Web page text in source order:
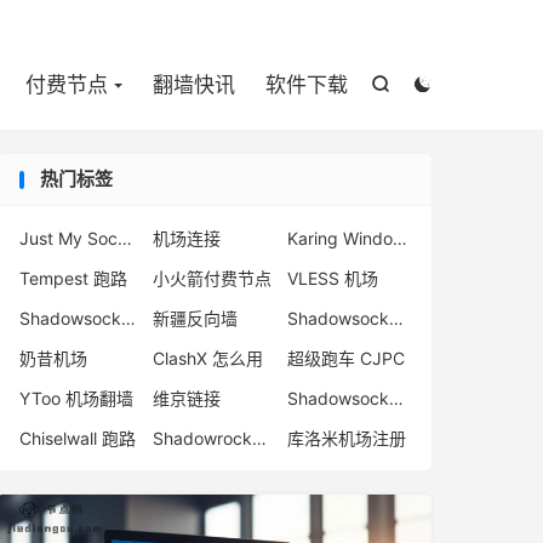


付费节点 翻墙快讯 软件下载
热门标签
Just My Socks 连不上解决方案 机场连接
Karing Windows
Tempest 跑路
小火箭付费节点
VLESS 机场
Shadowsocks 日本节点
新疆反向墙
Shadowsocks 节点
奶昔机场
ClashX 怎么用
超级跑车 CJPC
YToo 机场翻墙
维京链接
Shadowsocks 项目
Chiselwall 跑路
Shadowrocket 官网 库洛米机场注册